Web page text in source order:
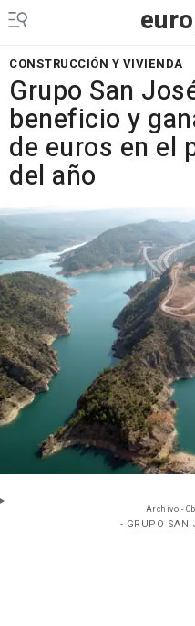
CONSTRUCCIÓN Y VIVIENDA
Grupo San
beneficio y
de euros en el
del año
Archivo -
- GRUPO SAN